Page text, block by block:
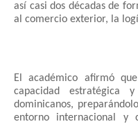
así casi dos décadas de
al comercio exterior, la
El académico afirmó
capacidad estratégica
dominicanos,
entorno internacional y